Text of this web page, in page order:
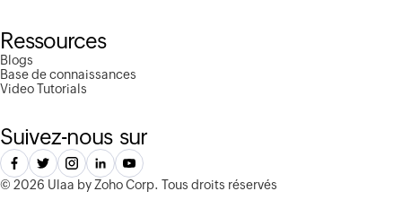
Ressources
Blogs
Base de connaissances
Video Tutorials
Suivez-nous sur
© 2026 Ulaa by Zoho Corp. Tous droits réservés